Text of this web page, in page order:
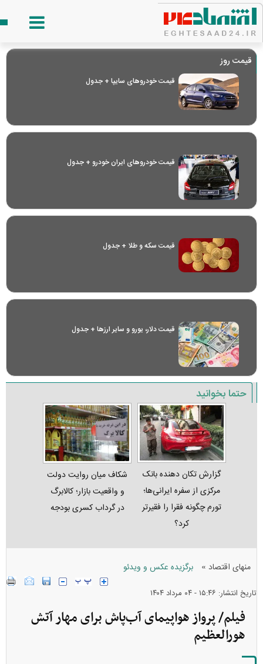
قیمت روز
قیمت خودرو‌های سایپا + جدول
قیمت خودرو‌های ایران خودرو + جدول
قیمت سکه و طلا + جدول
قیمت دلار، یورو و سایر ارز‌ها + جدول
حتما بخوانید
گزارش تکان‌ دهنده بانک
مرکزی از سفره ایرانی‌ها؛
تورم چگونه فقرا را فقیرتر
کرد؟
شکاف میان روایت دولت
و واقعیت بازار؛ کالابرگ
در گرداب کسری بودجه
منهای اقتصاد » برگزیده عکس و ویدئو
تاریخ انتشار: ۱۵:۴۶ - ۰۴ مرداد ۱۴۰۴
فیلم/ پرواز هواپیمای آب‌پاش برای مهار آتش
هورالعظیم